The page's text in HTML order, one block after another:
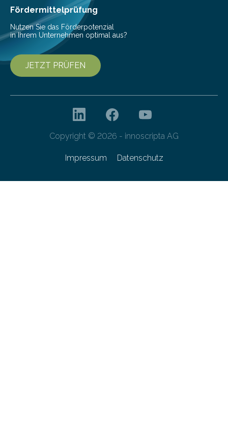
Fördermittelprüfung
Nutzen Sie das Förderpotenzial
in Ihrem Unternehmen optimal aus?
JETZT PRÜFEN
Copyright © 2026 - innoscripta AG
Impressum Datenschutz